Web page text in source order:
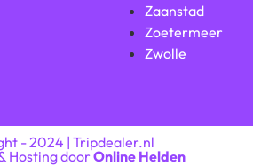
Zaanstad
Zoetermeer
Zwolle
- 2024 | Tripdealer.nl
Hosting doorOnline Helden